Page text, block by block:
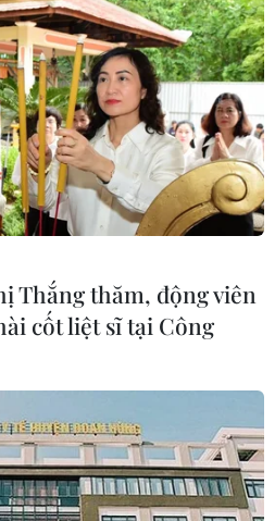
và Trung
Bộ có mưa
Thắng thăm, động viên
cốt liệt sĩ tại Công